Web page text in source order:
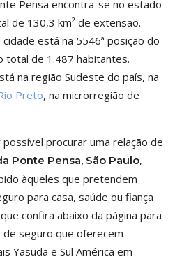
Pensa encontra-se no estado
de 130,3 km² de extensão.
está na 5546ª posição do
total de 1.487 habitantes.
na região Sudeste do país, na
Preto, na microrregião de
procurar uma relação de
Ponte Pensa, São Paulo,
àqueles que pretendem
para casa, saúde ou fiança
confira abaixo da página para
seguro que oferecem
Yasuda e Sul América em